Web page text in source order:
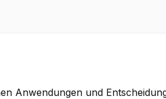
Anwendungen und